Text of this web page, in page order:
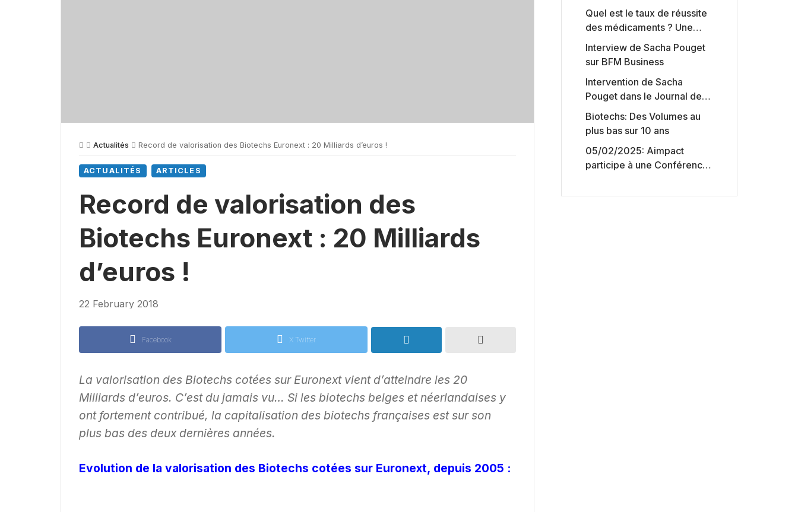
Actualités Record de valorisation des Biotechs Euronext : 20 Milliards d’euros !
ACTUALITÉS ARTICLES
Record de valorisation des
Biotechs Euronext : 20 Milliards
d’euros !
22 February 2018
Facebook X Twitter
La valorisation des Biotechs cotées sur Euronext vient d’atteindre les 20
Milliards d’euros. C’est du jamais vu… Si les biotechs belges et néerlandaises y
ont fortement contribué, la capitalisation des biotechs françaises est sur son
plus bas des deux dernières années.
Evolution de la valorisation des Biotechs cotées sur Euronext, depuis 2005 :
Quel est le taux de réussite
des médicaments ? Une
étude intéressante chez les
Big Pharmas
Interview de Sacha Pouget
sur BFM Business
Intervention de Sacha
Pouget dans le Journal des
Biotechs de Boursorama
Biotechs: Des Volumes au
plus bas sur 10 ans
05/02/2025: Aimpact
participe à une Conférence
capitaux américains,